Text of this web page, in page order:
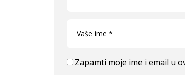
Zapamti moje ime i email u